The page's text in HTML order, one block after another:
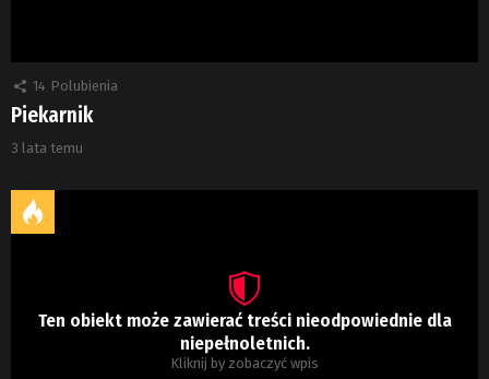
14 Polubienia
Piekarnik
3 lata temu
Ten obiekt może zawierać treści nieodpowiednie dla
niepełnoletnich.
Kliknij by zobaczyć wpis